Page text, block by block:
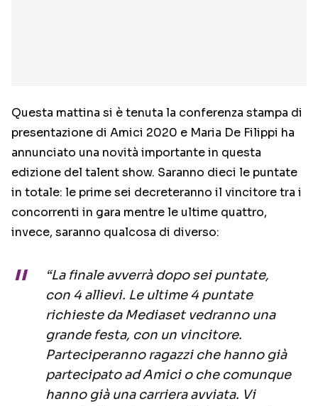
Questa mattina si è tenuta la conferenza stampa di
presentazione di Amici 2020 e Maria De Filippi ha
annunciato una novità importante in questa
edizione del talent show. Saranno dieci le puntate
in totale: le prime sei decreteranno il vincitore tra i
concorrenti in gara mentre le ultime quattro,
invece, saranno qualcosa di diverso:
“La finale avverrà dopo sei puntate,
con 4 allievi. Le ultime 4 puntate
richieste da Mediaset vedranno una
grande festa, con un vincitore.
Parteciperanno ragazzi che hanno già
partecipato ad Amici o che comunque
hanno già una carriera avviata. Vi